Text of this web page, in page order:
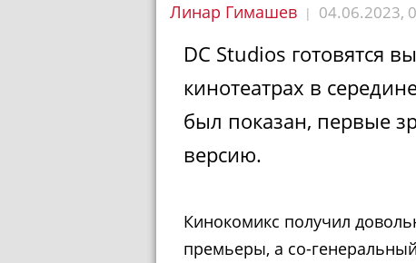
Линар Гимашев | 04.06.2023,
DC Studios готовятся
кинотеатрах в
был показан, первые
версию.
Кинокомикс получил
премьеры, а со-